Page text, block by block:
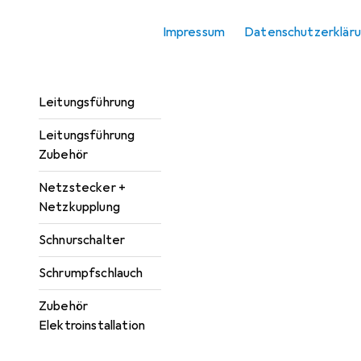
Impressum
Leitungsführung
Leitungsführung
Zubehör
Netzstecker +
Netzkupplung
Schnurschalter
Schrumpfschlauch
Zubehör
Elektroinstallation